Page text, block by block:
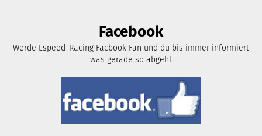
Facebook
Werde Lspeed-Racing Facbook Fan und du bis immer informiert
was gerade so abgeht